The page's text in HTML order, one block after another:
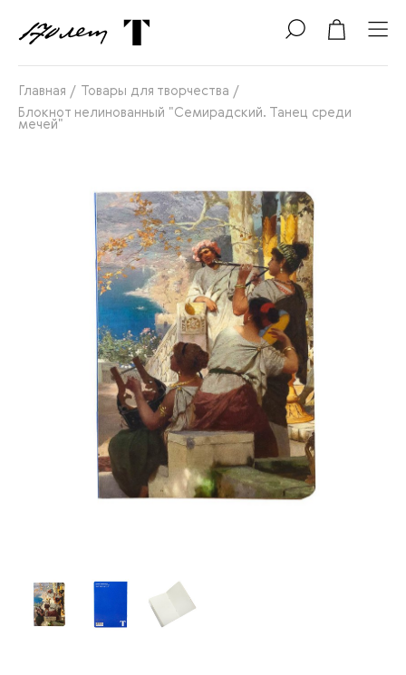
Главная / Товары для творчества /
Блокнот нелинованный "Семирадский. Танец среди
мечей"